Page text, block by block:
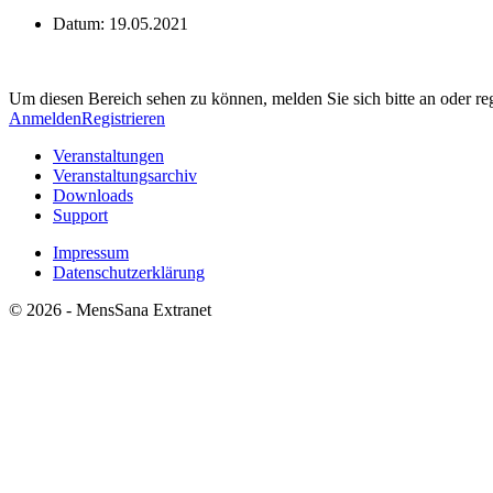
Datum: 19.05.2021
Um diesen Bereich sehen zu können, melden Sie sich bitte an oder
AnmeldenRegistrieren
Veranstaltungen
Veranstaltungsarchiv
Downloads
Support
Impressum
Datenschutzerklärung
© 2026 - MensSana Extranet